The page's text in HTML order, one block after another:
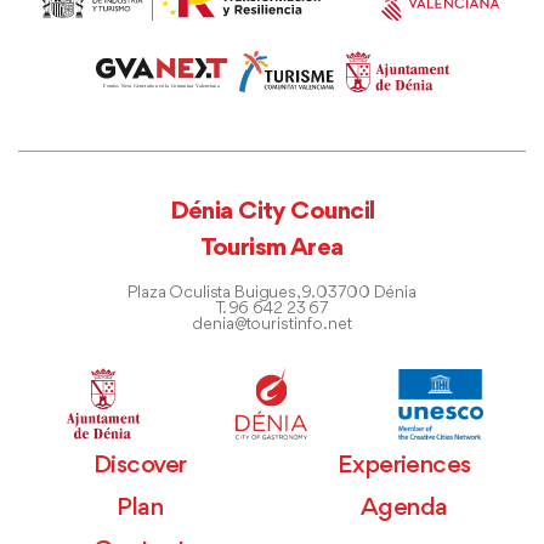
Dénia City Council
Tourism Area
Plaza Oculista Buigues, 9. 03700 Dénia
T. 96 642 23 67
denia@touristinfo.net
Discover
Experiences
Plan
Agenda